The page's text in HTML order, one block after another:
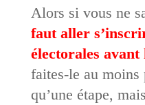
Alors si vous ne
faut aller
électorales avant
faites-le au moins
qu’une étape,